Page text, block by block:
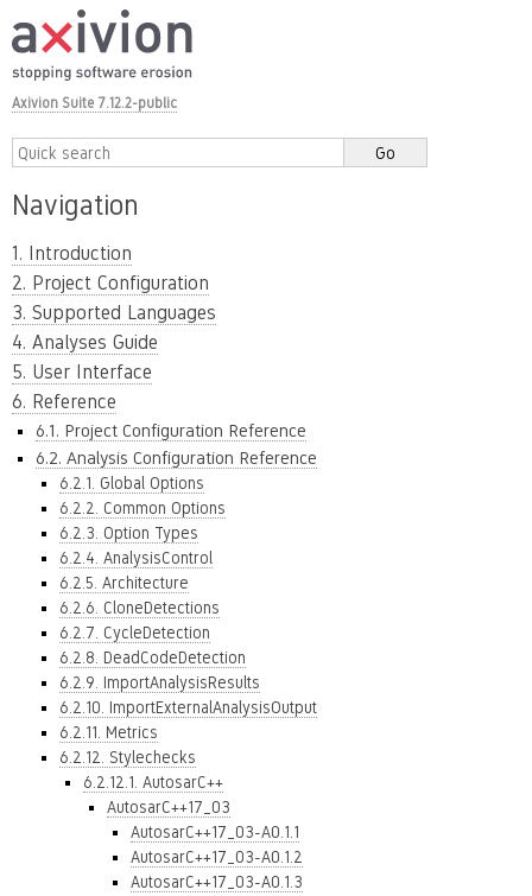
Axivion Suite 7.12.2-public
Navigation
1. Introduction
2. Project Configuration
3. Supported Languages
4. Analyses Guide
5. User Interface
6. Reference
6.1. Project Configuration Reference
6.2. Analysis Configuration Reference
6.2.1. Global Options
6.2.2. Common Options
6.2.3. Option Types
6.2.4. AnalysisControl
6.2.5. Architecture
6.2.6. CloneDetections
6.2.7. CycleDetection
6.2.8. DeadCodeDetection
6.2.9. ImportAnalysisResults
6.2.10. ImportExternalAnalysisOutput
6.2.11. Metrics
6.2.12. Stylechecks
6.2.12.1. AutosarC++
AutosarC++17_03
AutosarC++17_03-A0.1.1
AutosarC++17_03-A0.1.2
AutosarC++17_03-A0.1.3